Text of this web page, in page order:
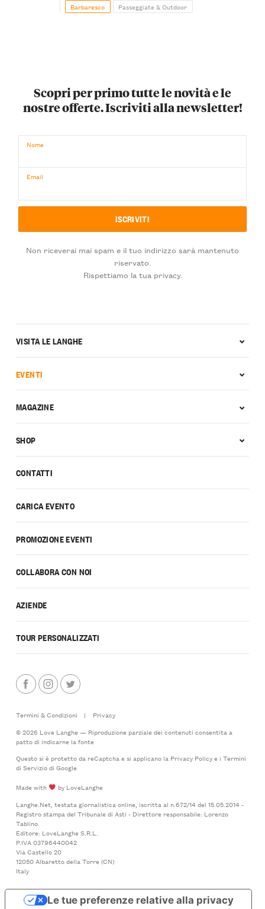
Barbaresco Passeggiate & Outdoor
Scopri per primo tutte le novità e le
nostre offerte. Iscriviti alla newsletter!
Nome
Email
Non riceverai mai spam e il tuo indirizzo sarà mantenuto
riservato.
Rispettiamo la tua privacy.
CONTATTI
CARICA EVENTO
PROMOZIONE EVENTI
COLLABORA CON NOI
AZIENDE
TOUR PERSONALIZZATI
VISITA LE LANGHE
EVENTI
MAGAZINE
SHOP
Termini & Condizioni |
Privacy
© 2026 Love Langhe — Riproduzione parziale dei contenuti consentita a
patto di indicarne la fonte
Questo si è protetto da reCaptcha e si applicano la Privacy Policye i Termini
di Serviziodi Google
Made with
by LoveLanghe
Langhe.Net, testata giornalistica online, iscritta al n.672/14 del 15.05.2014 -
Registro stampa del Tribunale di Asti - Direttore responsabile: Lorenzo
Tablino.
Editore: LoveLanghe S.R.L.
P.IVA 03796440042
Via Castello 20
12050 Albaretto della Torre (CN)
Italy
Le tue preferenze relative alla privacy